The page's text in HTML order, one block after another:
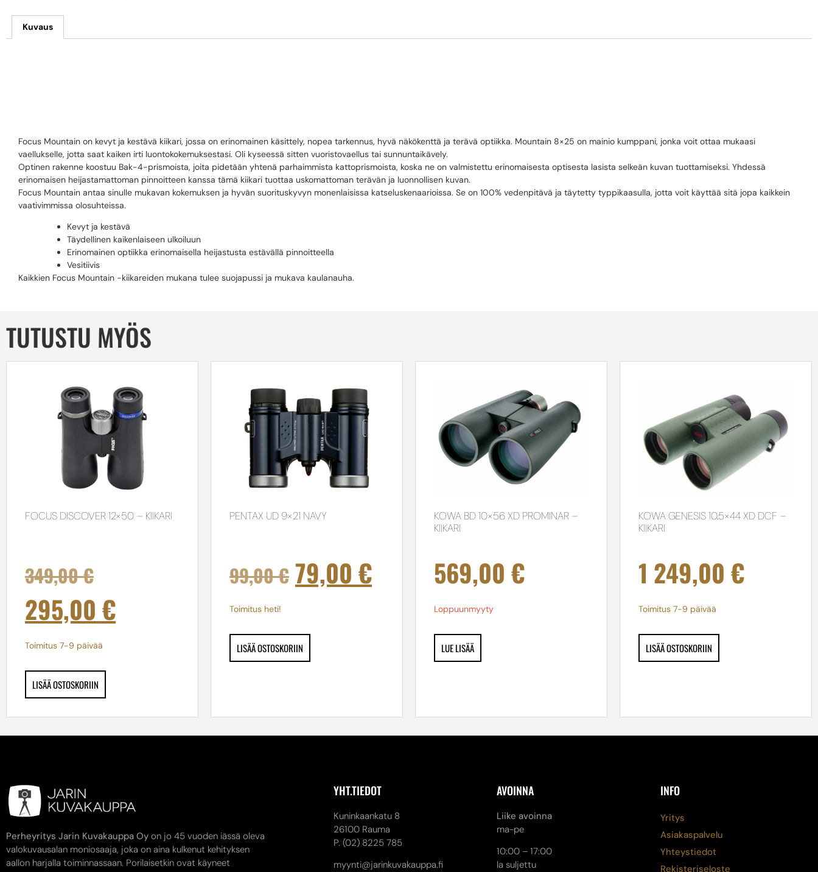
Kuvaus
Focus Mountain on kevyt ja kestävä kiikari, jossa on erinomainen käsittely, nopea tarkennus, hyvä näkökenttä ja terävä optiikka. Mountain 8×25 on mainio kumppani, jonka voit ottaa mukaasi
vaellukselle, jotta saat kaiken irti luontokokemuksestasi. Oli kyseessä sitten vuoristovaellus tai sunnuntaikävely.
Optinen rakenne koostuu Bak-4-prismoista, joita pidetään yhtenä parhaimmista kattoprismoista, koska ne on valmistettu erinomaisesta optisesta lasista selkeän kuvan tuottamiseksi. Yhdessä
erinomaisen heijastamattoman pinnoitteen kanssa tämä kiikari tuottaa uskomattoman terävän ja luonnollisen kuvan.
Focus Mountain antaa sinulle mukavan kokemuksen ja hyvän suorituskyvyn monenlaisissa katseluskenaarioissa. Se on 100% vedenpitävä ja täytetty typpikaasulla, jotta voit käyttää sitä jopa kaikkein
vaativimmissa olosuhteissa.
Kevyt ja kestävä
Täydellinen kaikenlaiseen ulkoiluun
Erinomainen optiikka erinomaisella heijastusta estävällä pinnoitteella
Vesitiivis
Kaikkien Focus Mountain -kiikareiden mukana tulee suojapussi ja mukava kaulanauha.
TUTUSTU MYÖS
FOCUS DISCOVER 12×50 – KIIKARI
349,00€
295,00 €
Toimitus 7-9 päivää
LISÄÄ OSTOSKORIIN
PENTAX UD 9×21 NAVY
99,00€ 79,00 €
Toimitus heti!
LISÄÄ OSTOSKORIIN
KOWA BD 10×56 XD PROMINAR –
KIIKARI
569,00 €
Loppuunmyyty
LUE LISÄÄ
KOWA GENESIS 10.5×44 XD DCF –
KIIKARI
1 249,00 €
Toimitus 7-9 päivää
LISÄÄ OSTOSKORIIN
Perheyritys Jarin Kuvakauppa Oy on jo 45 vuoden iässä oleva
valokuvausalan moniosaaja, joka on aina kulkenut kehityksen
aallon harjalla toiminnassaan. Porilaisetkin ovat käyneet
YHT.TIEDOT
Kuninkaankatu 8
26100 Rauma
P. (02) 8225 785
myynti@jarinkuvakauppa.fi
AVOINNA
Liike avoinna
ma-pe
10:00 – 17:00
la suljettu
INFO
Yritys
Asiakaspalvelu
Yhteystiedot
Rekisteriseloste